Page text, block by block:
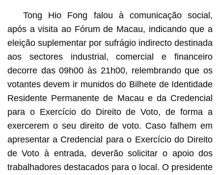
Tong Hio Fong falou à comunicação social,
após a visita ao Fórum de Macau, indicando que a
eleição suplementar por sufrágio indirecto destinada
aos sectores industrial, comercial e financeiro
decorre das 09h00 às 21h00, relembrando que os
votantes devem ir munidos do Bilhete de Identidade
Residente Permanente de Macau e da Credencial
para o Exercício do Direito de Voto, de forma a
exercerem o seu direito de voto. Caso falhem em
apresentar a Credencial para o Exercício do Direito
de Voto à entrada, deverão solicitar o apoio dos
trabalhadores destacados para o local. O presidente